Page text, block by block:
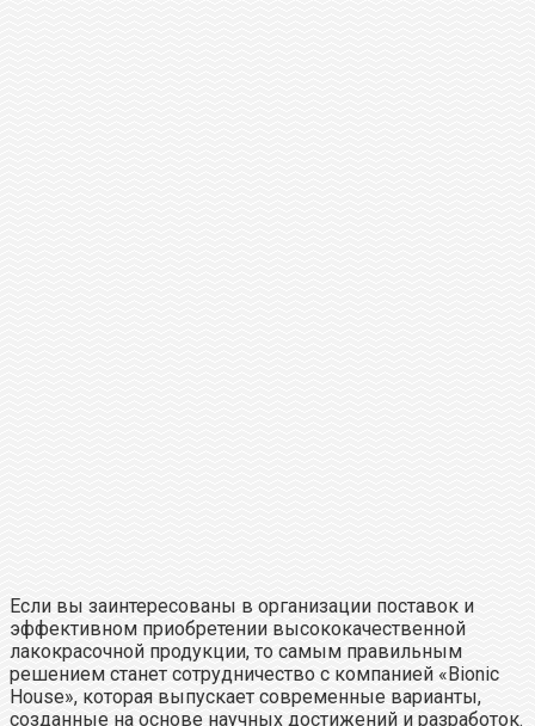
Если вы заинтересованы в организации поставок и
эффективном приобретении высококачественной
лакокрасочной продукции, то самым правильным
решением станет сотрудничество с компанией «Bionic
House», которая выпускает современные варианты,
созданные на основе научных достижений и разработок.